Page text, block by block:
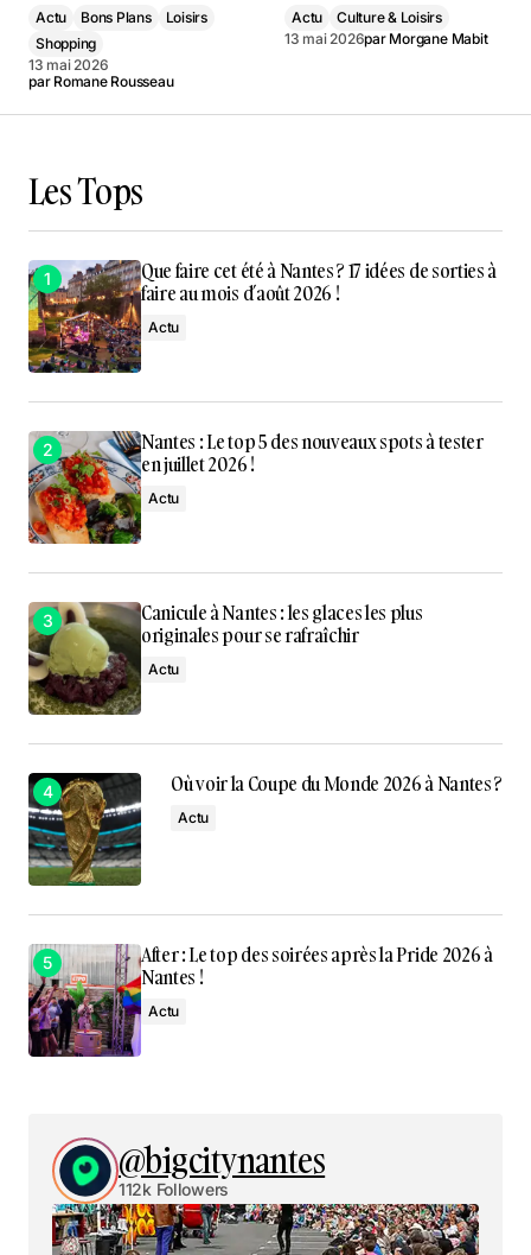
Actu Bons Plans
Loisirs
Shopping
13 mai 2026
par Romane Rousseau
Actu
Culture & Loisirs
13 mai 2026par Morgane Mabit
Les Tops
Que faire cet été à Nantes ? 17 idées de sorties à
faire au mois d’août 2026 !
Actu
Nantes : Le top 5 des nouveaux spots à tester
en juillet 2026 !
Actu
Canicule à Nantes : les glaces les plus
originales pour se rafraîchir
Actu
Où voir la Coupe du Monde 2026 à Nantes ?
Actu
After : Le top des soirées après la Pride 2026 à
Nantes !
Actu
@bigcitynantes
112k Followers